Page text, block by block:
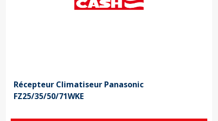
Récepteur Climatiseur Panasonic
FZ25/35/50/71WKE